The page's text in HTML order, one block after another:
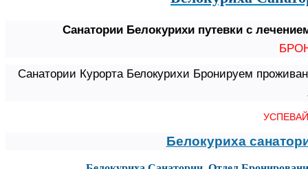
Санатории Белокурихи путевки с
Санатории Курорта Белокурихи Бронируем
У
Белокуриха